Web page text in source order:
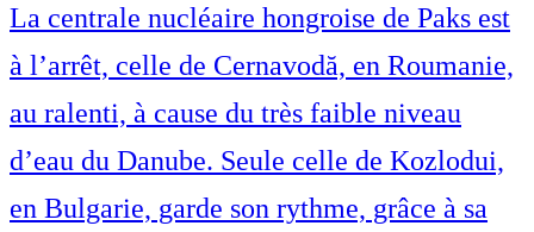
La centrale nucléaire hongroise de Paks est
à l’arrêt, celle de Cernavodă, en Roumanie,
au ralenti, à cause du très faible niveau
d’eau du Danube. Seule celle de Kozlodui,
en Bulgarie, garde son rythme, grâce à sa